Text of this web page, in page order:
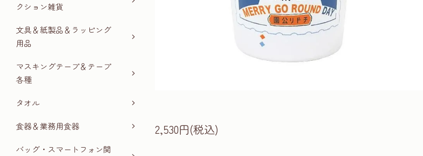
クション雑貨
文具＆紙製品＆ラッピング
用品
マスキングテープ＆テープ
各種
タオル
食器＆業務用食器
バッグ・スマートフォン関
2,530円(税込)